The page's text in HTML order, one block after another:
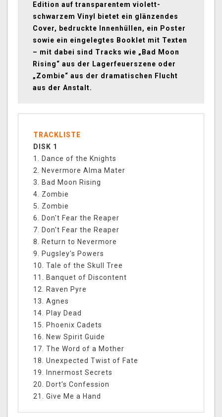
Edition auf transparentem violett-
schwarzem Vinyl bietet ein glänzendes
Cover, bedruckte Innenhüllen, ein Poster
sowie ein eingelegtes Booklet mit Texten
– mit dabei sind Tracks wie „Bad Moon
Rising“ aus der Lagerfeuerszene oder
„Zombie“ aus der dramatischen Flucht
aus der Anstalt.
TRACKLISTE
DISK 1
1. Dance of the Knights
2. Nevermore Alma Mater
3. Bad Moon Rising
4. Zombie
5. Zombie
6. Don't Fear the Reaper
7. Don't Fear the Reaper
8. Return to Nevermore
9. Pugsley's Powers
10. Tale of the Skull Tree
11. Banquet of Discontent
12. Raven Pyre
13. Agnes
14. Play Dead
15. Phoenix Cadets
16. New Spirit Guide
17. The Word of a Mother
18. Unexpected Twist of Fate
19. Innermost Secrets
20. Dort's Confession
21. Give Me a Hand